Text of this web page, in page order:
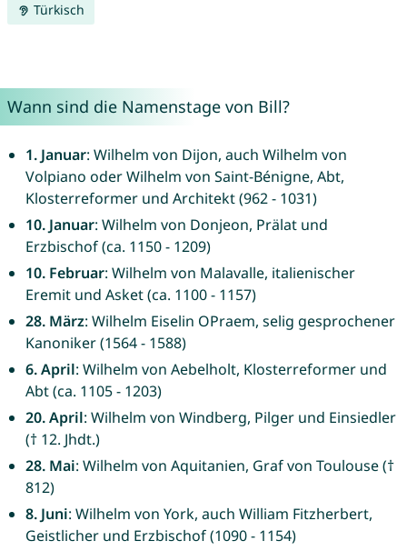
Türkisch
Wann sind die Namenstage von Bill?
1. Januar: Wilhelm von Dijon, auch Wilhelm von
Volpiano oder Wilhelm von Saint-Bénigne, Abt,
Klosterreformer und Architekt (962 - 1031)
10. Januar: Wilhelm von Donjeon, Prälat und
Erzbischof (ca. 1150 - 1209)
10. Februar: Wilhelm von Malavalle, italienischer
Eremit und Asket (ca. 1100 - 1157)
28. März: Wilhelm Eiselin OPraem, selig gesprochener
Kanoniker (1564 - 1588)
6. April: Wilhelm von Aebelholt, Klosterreformer und
Abt (ca. 1105 - 1203)
20. April: Wilhelm von Windberg, Pilger und Einsiedler
(† 12. Jhdt.)
28. Mai: Wilhelm von Aquitanien, Graf von Toulouse (†
812)
8. Juni: Wilhelm von York, auch William Fitzherbert,
Geistlicher und Erzbischof (1090 - 1154)